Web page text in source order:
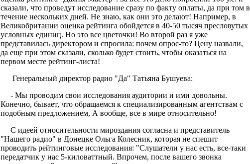
сказали, что проведут исследование сразу по факту оплаты, да при том в
течение нескольких дней. Не знаю, как они это делают! Например, в
Великобритании оценка рейтинга обойдется в 40-50 тысяч пресловутых
условных единиц. Но это все цветочки! Во второй раз я уже
представилась директором и спросила: почем опрос-то? Цену назвали,
да еще при этом сказали, сколько будет стоить, чтобы оказаться на
первом месте рейтинг-листа!
Генеральный директор радио "Да" Татьяна Бушуева:
- Мы проводим свои исследования аудитории и ими довольны.
Конечно, бывает, что обращаемся к специализированным агентствам с
подобным предложением, А вообще, все в мире относительно!
С идеей относительности мироздания согласна и представитель
"Нашего радио" в Донецке Ольга Колесник, которая не спешит
проводить рейтинговые исследования: "Слушатели у нас есть, все-таки
передатчик у нас 5-киловаттный. Впрочем, после вашего звонка